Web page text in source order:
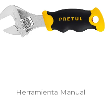
Herramienta Manual